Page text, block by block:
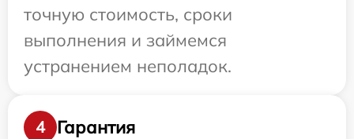
точную стоимость, сроки
выполнения и займемся
устранением неполадок.
4
Гарантия